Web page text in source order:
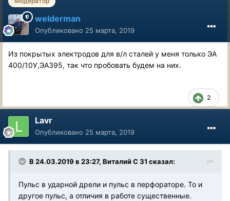
welderman
Опубликовано 25 марта, 2019
Из покрытых электродов для в/л сталей у меня только ЭА
400/10У,ЭА395, так что пробовать будем на них.
2
Lavr
Опубликовано 25 марта, 2019
В 24.03.2019 в 23:27, Виталий С 31 сказал:
Пульс в ударной дрели и пульс в перфораторе. То и
другое пульс, а отличия в работе существенные.